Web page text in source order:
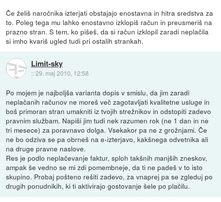
Če želiš naročnika izterjati obstajajo enostavna in hitra sredstva za
to. Poleg tega mu lahko enostavno izklopiš račun in preusmeriš na
prazno stran. S tem, ko pišeš, da si račun izklopil zaradi neplačila
si imho kvariš ugled tudi pri ostalih strankah.
Limit-sky
::29. maj 2010, 12:58
Po mojem je najboljša varianta dopis v smislu, da jim zaradi
neplačanih računov ne moreš več zagotavljati kvalitetne usluge in
boš primoran stran umakniti iz tvojih strežnikov in odstopiti zadevo
pravnim službam. Napiši jim tudi nek razumen rok (ne 1 dan in ne
tri mesece) za poravnavo dolga. Vsekakor pa ne z grožnjami. Če
ne bo odziva se pa obrneš na e-izterjavo, kakšnega odvetnika ali
na druge pravne naslove.
Res je podlo neplačevanje faktur, sploh takšnih manjših zneskov,
ampak še vedno se mi zdi pomembneje, da ti ne padeš v to isto
skupino. Probaj pošteno rešiti zadevo, za vnaprej pa se zgleduj po
drugih ponudnikih, ki ti aktivirajo gostovanje šele po plačilu.